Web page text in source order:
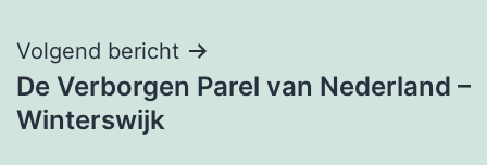
Volgend bericht
De Verborgen Parel van Nederland –
Winterswijk